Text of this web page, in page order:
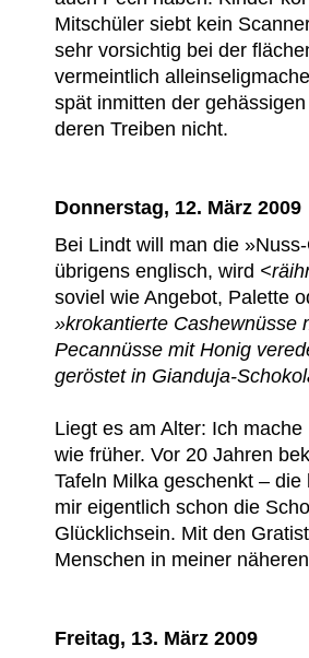
Mitschüler siebt kein
sehr vorsichtig bei der
vermeintlich
spät inmitten der
deren Treiben nicht.
Donnerstag, 12. März 2009
Bei Lindt will man die
übrigens englisch, wird
soviel wie Angebot, Palette
»krokantierte Cashewnüsse
Pecannüsse mit Honig
geröstet in Gianduja-
Liegt es am Alter: Ich
wie früher. Vor 20 Jahren
Tafeln Milka geschenkt –
mir eigentlich schon die
Glücklichsein. Mit den
Menschen in meiner
Freitag, 13. März 2009